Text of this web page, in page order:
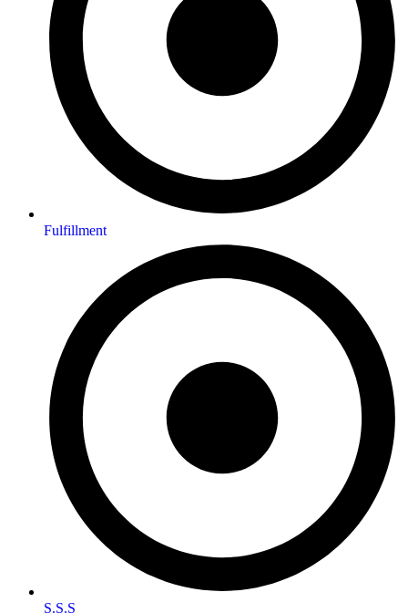
Fulfillment
S.S.S